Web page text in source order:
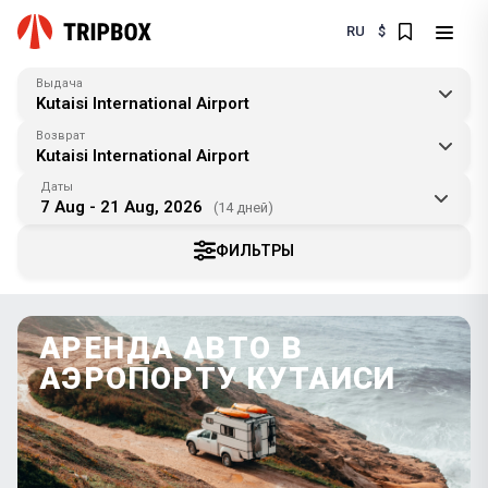
RU $
Выдача
Kutaisi International Airport
Возврат
Kutaisi International Airport
Даты
7 Aug - 21 Aug, 2026 (14 дней)
ФИЛЬТРЫ
АРЕНДА АВТО В
АЭРОПОРТУ КУТАИСИ